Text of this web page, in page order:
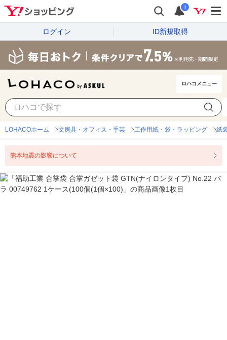
i
ログイン ID新規取得
ロハコメニュー
LOHACOホーム 文房具・オフィス・手芸 工作用紙・袋・ラッピング 紙
熊本地震の影響について